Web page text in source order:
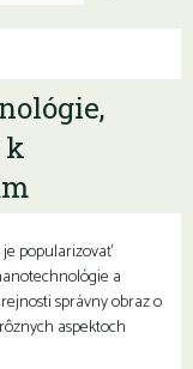
k
popularizovať
a
správny obraz o
aspektoch